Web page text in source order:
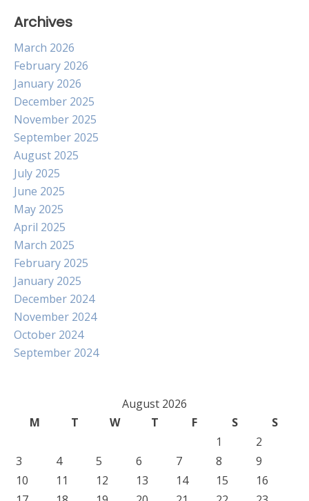
Archives
March 2026
February 2026
January 2026
December 2025
November 2025
September 2025
August 2025
July 2025
June 2025
May 2025
April 2025
March 2025
February 2025
January 2025
December 2024
November 2024
October 2024
September 2024
August 2026
M
T W T F S
S
1
2
3
4 5 6 7 8
9
10
11 12 13 14 15
16